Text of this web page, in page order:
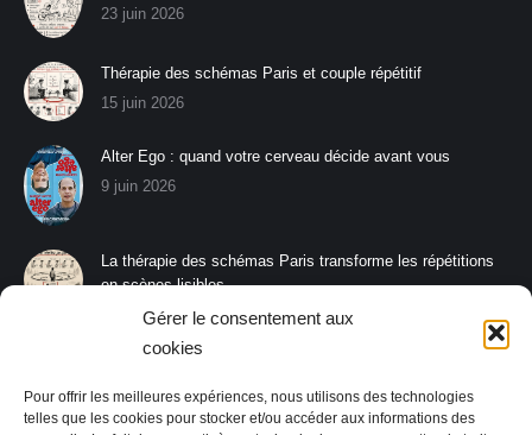
Gérer le consentement aux
cookies
Pour offrir les meilleures expériences, nous utilisons des technologies
telles que les cookies pour stocker et/ou accéder aux informations des
23 juin 2026
Thérapie des schémas Paris et couple répétitif
15 juin 2026
Alter Ego : quand votre cerveau décide avant vous
9 juin 2026
La thérapie des schémas Paris transforme les répétitions
en scènes lisibles
8 juin 2026
La thérapie des schémas Paris aide à s’affirmer sans
26 mai 2026